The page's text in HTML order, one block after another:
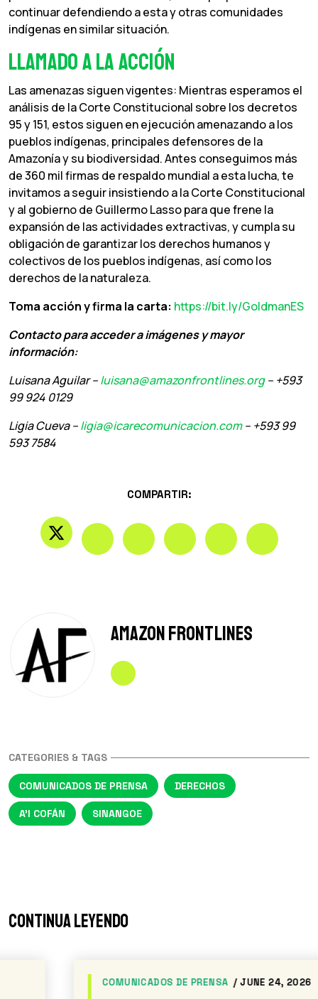
continuar defendiendo a esta y otras comunidades
indígenas en similar situación.
Llamado a la Acción
Las amenazas siguen vigentes: Mientras esperamos el
análisis de la Corte Constitucional sobre los decretos
95 y 151, estos siguen en ejecución amenazando a los
pueblos indígenas, principales defensores de la
Amazonía y su biodiversidad. Antes conseguimos más
de 360 mil firmas de respaldo mundial a esta lucha, te
invitamos a seguir insistiendo a la Corte Constitucional
y al gobierno de Guillermo Lasso para que frene la
expansión de las actividades extractivas, y cumpla su
obligación de garantizar los derechos humanos y
colectivos de los pueblos indígenas, así como los
derechos de la naturaleza.
Toma acción y firma la carta: https://bit.ly/GoldmanES
Contacto para acceder a imágenes y mayor
información:
Luisana Aguilar –luisana@amazonfrontlines.org– +593
99 924 0129
Ligia Cueva –ligia@icarecomunicacion.com– +593 99
593 7584
COMPARTIR:
Amazon Frontlines
CATEGORIES & TAGS
COMUNICADOS DE PRENSA DERECHOS
A'I COFÁN SINANGOE
Continua leyendo
COMUNICADOS DE PRENSA / JUNE 24, 2026